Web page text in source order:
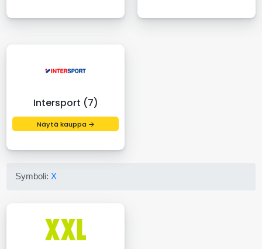
Intersport (7)
Näytä kauppa →
Symboli: X